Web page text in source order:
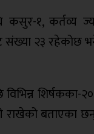
कसुर-१, कर्तव्य
संख्या २३ रहेकोछ
शिर्षकका-२०
राखेको